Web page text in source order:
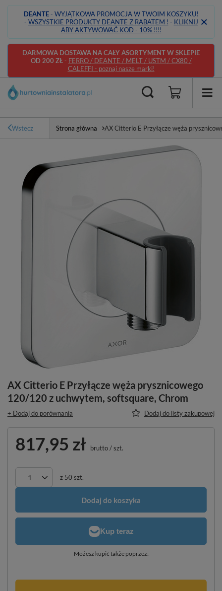
DEANTE- WYJĄTKOWA PROMOCJA W TWOIM KOSZYKU!
- WSZYSTKIE PRODUKTY DEANTE Z RABATEM ! - KLIKNIJ
ABY AKTYWOWAĆ KOD - 10% !!!!
DARMOWA DOSTAWA NA CAŁY ASORTYMENT W SKLEPIE
OD 200 ZŁ- FERRO / DEANTE / MELT / USTM / CX80 /
CALEFFI - poznaj nasze marki!
Wstecz Strona główna AX Citterio E Przyłącze węża
AX Citterio E Przyłącze węża prysznicowego
120/120 z uchwytem, softsquare, Chrom
+ Dodaj do porównania Dodaj do listy zakupowej
817,95 zł brutto/szt.
z 50 szt.
Dodaj do koszyka
Możesz kupić także poprzez: